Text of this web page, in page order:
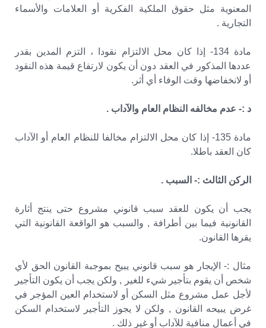
المعنوية مثل حقوق الملكية الفكرية أو العلامات والأسماء
التجارية .
مادة 134- إذا كان محل الالتزام نقودا ، التزم المدين بقدر
عددها المذكور في العقد دون أن يكون لارتفاع قيمة هذه النقود
أو لانخفاضها وقت الوفاء أي أثر.
د :- عدم مخالفه النظام العام والآداب .
مادة 135- إذا كان محل الالتزام مخالفا للنظام العام أو الآداب
كان العقد باطلا.
الركن الثالث :- السبب .
يجب أن يكون للعقد سبب قانوني مشروع حتى ينتج أثارة
القانونية فيما بين أطرافة , والسبب هو الواقعة القانونية التي
يقرها القانون.
مثال :- الإيجار هو سبب قانوني يبيح بموجبة القانون الحق لأي
شخص أن يقوم بتأجير شيء للغير , ولكن يجب أن يكون التأجير
لأجل عمل مشروع مثل السكن أو لاستخدام العين المؤجر في
غرض يبيحه القانون , ولكن لا يجوز التأجير لاستخدام السكن
في أعمال منافية للآداب أو غير ذلك .